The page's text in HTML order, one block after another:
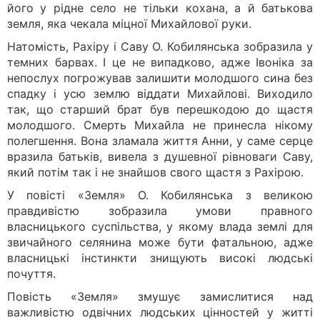
його у рідне село не тільки кохана, а й батькова
земля, яка чекала міцної Михайлової руки.
Натомість, Рахіру і Саву О. Кобилянська зобразила у
темних барвах. І це не випадково, адже Івоніка за
непослух погрожував залишити молодшого сина без
спадку і усю землю віддати Михайлові. Виходило
так, що старший брат був перешкодою до щастя
молодшого. Смерть Михайла не принесла нікому
полегшення. Вона зламала життя Анни, у саме серце
вразила батьків, вивела з душевної рівноваги Саву,
який потім так і не знайшов свого щастя з Рахірою.
У повісті «Земля» О. Кобилянська з великою
правдивістю зобразила умови правного
власницького суспільства, у якому влада землі для
звичайного селянина може бути фатальною, адже
власницькі інстинкти знищують високі людські
почуття.
Повість «Земля» змушує замислитися над
важливістю одвічних людських цінностей у житті